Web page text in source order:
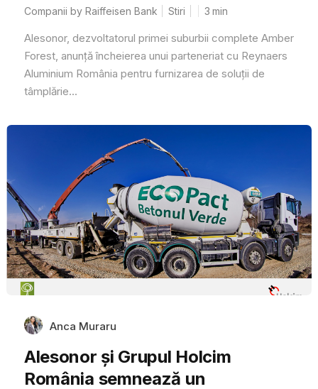
Companii by Raiffeisen Bank Stiri 3 min
Alesonor, dezvoltatorul primei suburbii complete Amber
Forest, anunță încheierea unui parteneriat cu Reynaers
Aluminium România pentru furnizarea de soluții de
tâmplărie...
Anca Muraru
Alesonor și Grupul Holcim
România semnează un